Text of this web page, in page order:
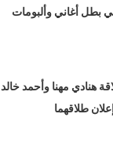
بطل أغاني وألبومات
هنادي مهنا وأحمد خالد
طلاقهما